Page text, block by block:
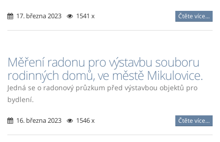
17. března 2023 1541 x Čtěte více...
Měření radonu pro výstavbu souboru
rodinných domů, ve městě Mikulovice.
Jedná se o radonový průzkum před výstavbou objektů pro
bydlení.
16. března 2023 1546 x Čtěte více...